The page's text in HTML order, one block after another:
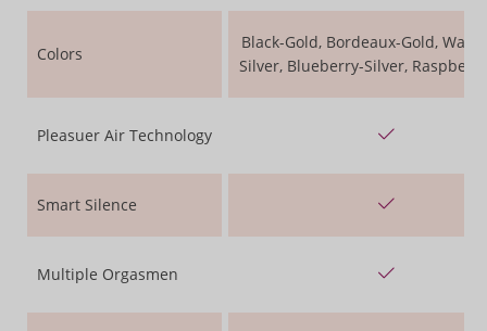
Colors
Black-Gold, Bordeaux-Gold,
Silver, Blueberry-Silver,
Pleasuer Air Technology
Smart Silence
Multiple Orgasmen